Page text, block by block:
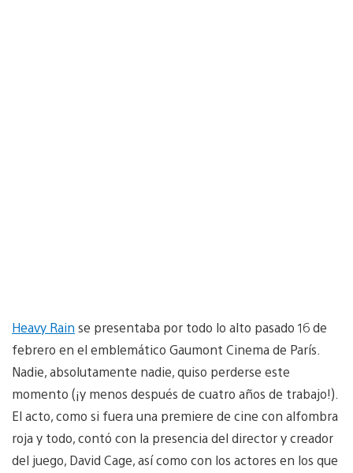
Heavy Rain se presentaba por todo lo alto pasado 16 de
febrero en el emblemático Gaumont Cinema de París.
Nadie, absolutamente nadie, quiso perderse este
momento (¡y menos después de cuatro años de trabajo!).
El acto, como si fuera una premiere de cine con alfombra
roja y todo, contó con la presencia del director y creador
del juego, David Cage, así como con los actores en los que